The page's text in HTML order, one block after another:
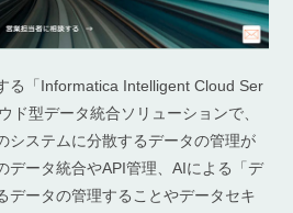
る「Informatica Intelligent Cloud Ser
ド型データ統合ソリューションで、
システムに分散するデータの管理が
データ統合やAPI管理、AIによる「デ
データの管理することやデータセキ